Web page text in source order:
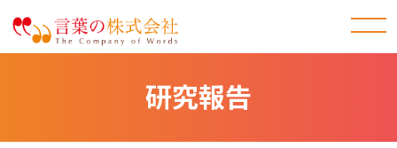
研究報告